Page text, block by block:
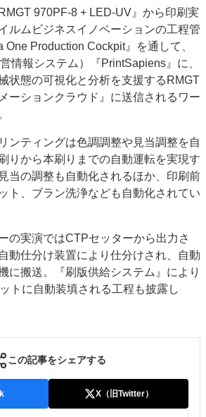
970PF-8 + LED-UV』から印刷実
ルムビジネスイノベーションの工程管
Production Cockpit』を通して、
情報システム）『PrintSapiens』に、
状態の可視化と分析を支援するRMGT
ーションクラウド』に送信されるワー
ンティングは色調調整や見当調整を自
りから本刷りまでの自動運転を実現す
当の調整も自動化されるほか、印刷前
ト、ブラン洗浄なども自動化されてい
の実演ではCTPセッターから出力さ
動仕分け装置により仕分けされ、自動
に搬送。『刷版供給システム』により
トに自動装填される工程も披露し
この記事をシェアする
X（旧Twitter）